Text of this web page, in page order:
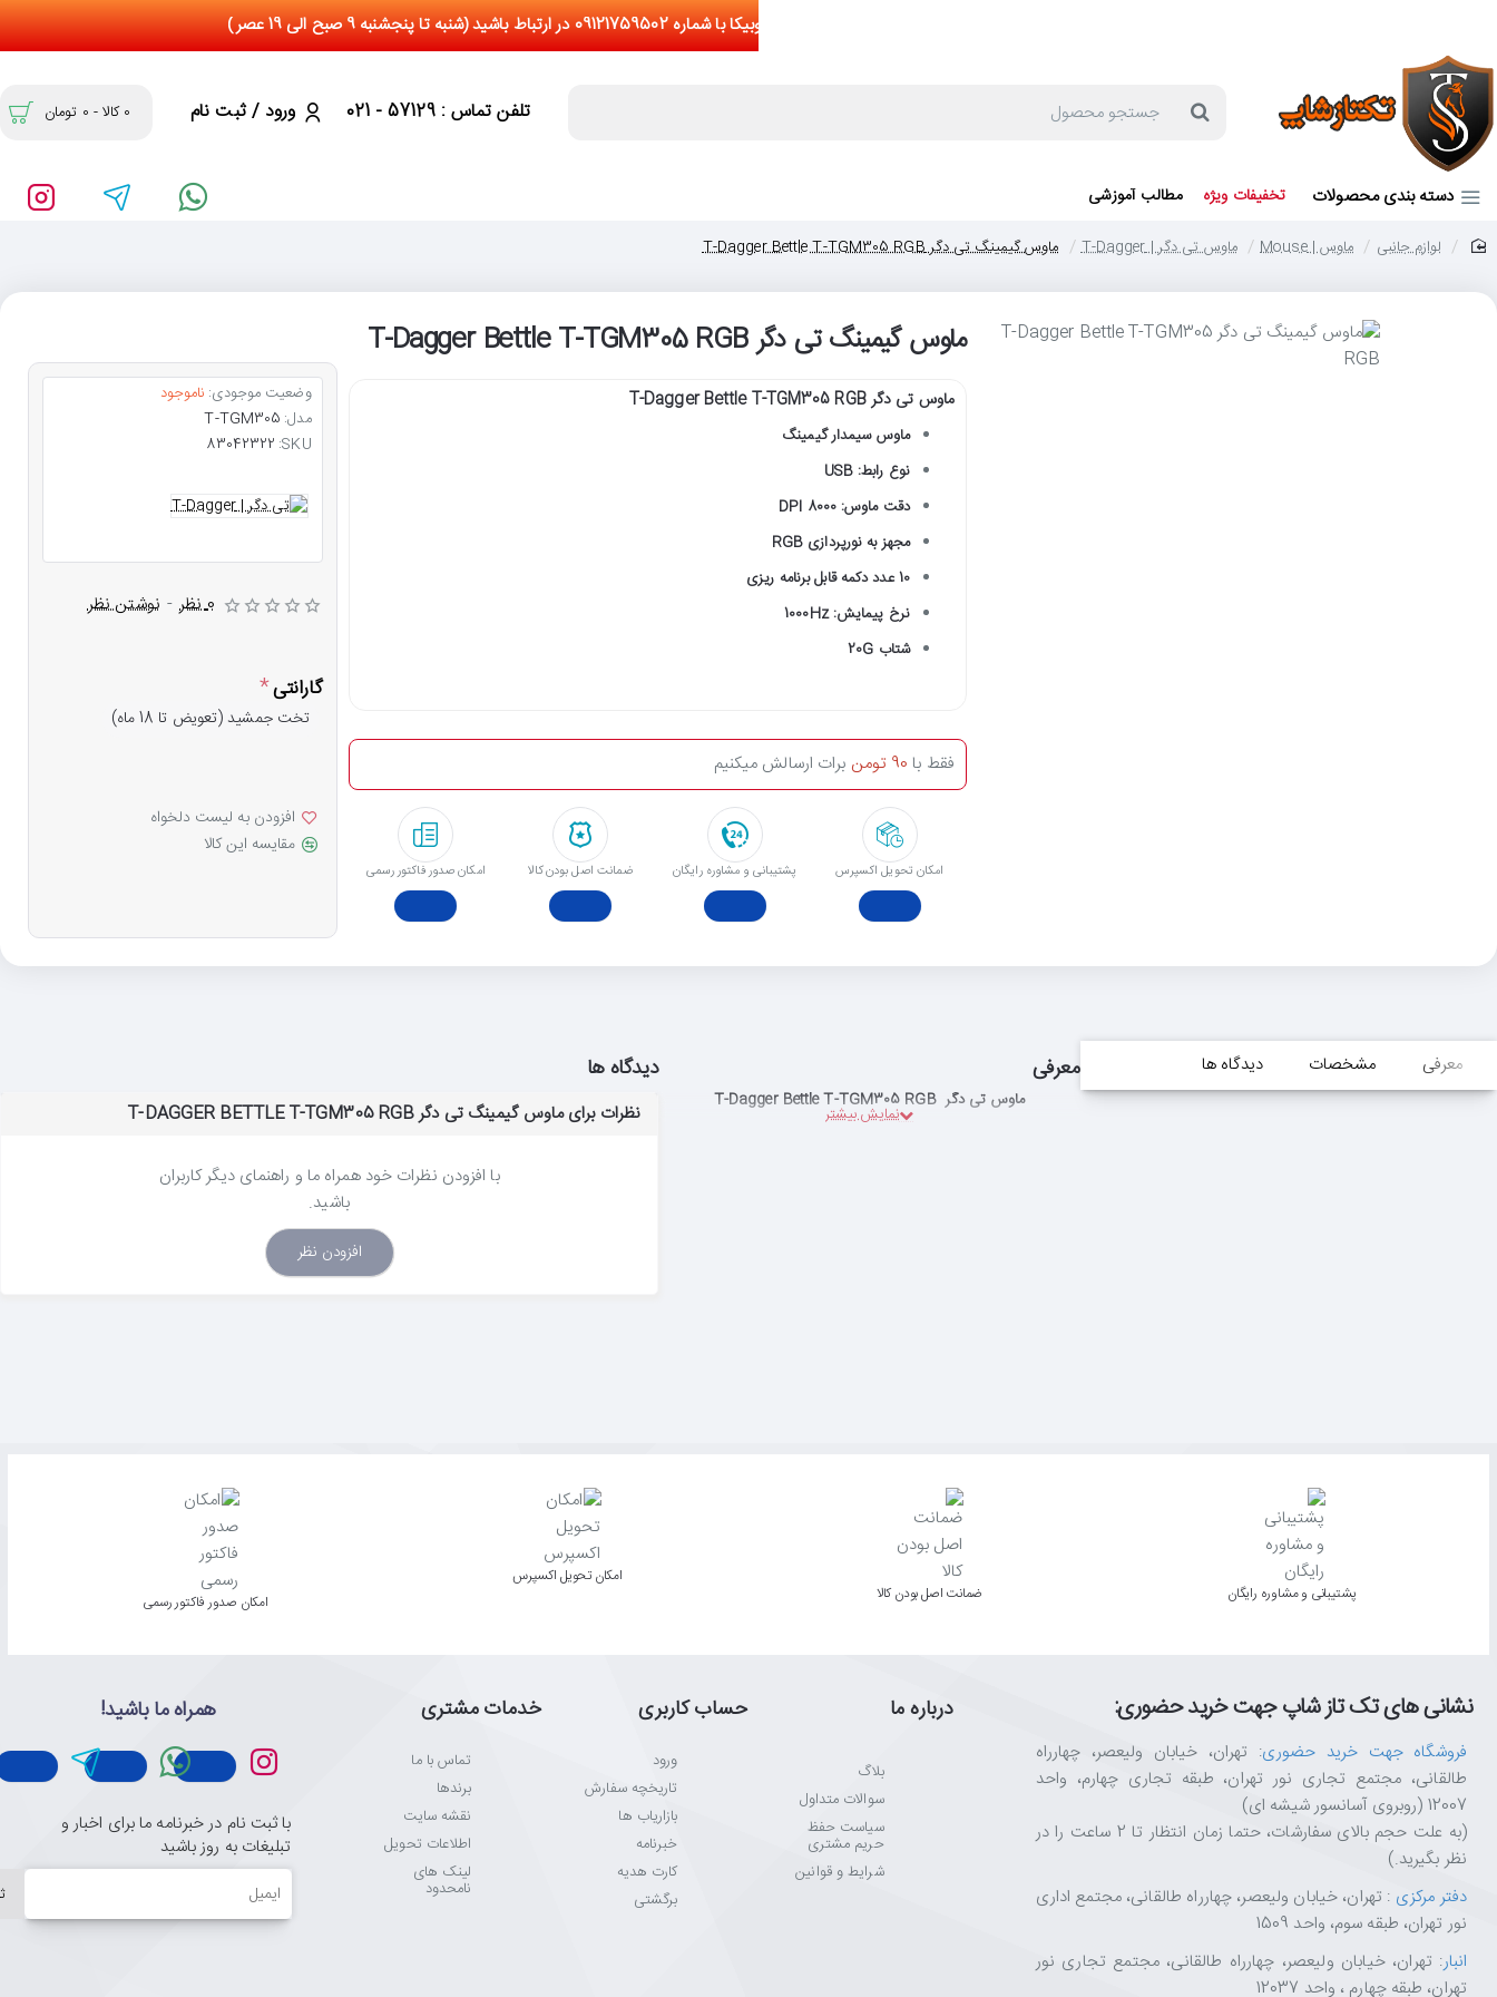
جستجو
تلفن تماس : 57129 - 021 ورود / ثبت نام 0 کالا - 0 تومان
دسته بندی محصولات تخفیفات ویژه مطالب آموزشی
لوازم جانبی ماوس | Mouse ماوس تی دگر | T-Dagger ماوس گیمینگ تی دگر T-Dagger Bettle T-TGM305 RGB
ماوس گیمینگ تی دگر T-Dagger Bettle T-TGM305 RGB
ماوس تی دگر T-Dagger Bettle T-TGM305 RGB
ماوس سیمدار گیمینگ
نوع رابط: USB
دقت ماوس: 8000 DPI
مجهز به نورپردازی RGB
10 عدد دکمه قابل برنامه ریزی
نرخ پیمایش: 1000Hz
شتاب 20G
امکان تحویل اکسپرس پشتیبانی و مشاوره رایگان ﺿﻤﺎﻧﺖ اﺻﻞ ﺑﻮدن ﮐﺎﻟﺎ امکان صدور فاکتور رسمی
فقط با 90 تومن برات ارسالش میکنیم
وضعیت موجودی: ناموجود
مدل: T-TGM305
SKU:
83042322
0 نظر - نوشتن نظر
گارانتی
تخت جمشید (تعویض تا 18 ماه)
افزودن به لیست دلخواه
مقایسه این کالا
معرفی مشخصات دیدگاه ها معرفی
ماوس تی دگر T-Dagger Bettle T-TGM305 RGB
دیدگاه ها
نظرات برای ماوس گیمینگ تی دگر T-DAGGER BETTLE T-TGM305 RGB
با افزودن نظرات خود همراه ما و راهنمای دیگر کاربران
باشید.
افزودن نظر
پشتیبانی و مشاوره رایگان ﺿﻤﺎﻧﺖ اﺻﻞ ﺑﻮدن ﮐﺎﻟﺎ
اﻣﮑﺎن ﺗﺤﻮﯾﻞ اﮐﺴﭙﺮس
امکان صدور فاکتور رسمی
نشانی های تک تاز شاپ جهت خرید حضوری:
فروشگاه جهت خرید حضوری: تهران، خیابان ولیعصر، چهارراه
طالقانی، مجتمع تجاری نور تهران، طبقه تجاری چهارم، واحد
12007 (روبروی آسانسور شیشه ای)
(به علت حجم بالای سفارشات، حتما زمان انتظار تا 2 ساعت را در
نظر بگیرید.)
دفتر مرکزی : تهران، خیابان ولیعصر، چهارراه طالقانی، مجتمع اداری
نور تهران، طبقه سوم، واحد 1509
انبار: تهران، خیابان ولیعصر، چهارراه طالقانی، مجتمع تجاری نور
تهران، طبقه چهارم ، واحد 12037
درباره ما
بلاگ
سوالات متداول
سیاست حفظ
حریم مشتری
شرایط و قوانین
حساب کاربری
ورود
تاریخچه سفارش
بازاریاب ها
خبرنامه
کارت هدیه
برگشتی
خدمات مشتری
تماس با ما
برندها
نقشه سایت
اطلاعات تحویل
لینک های
نامحدود
همراه ما باشید!
با ثبت نام در خبرنامه ما برای اخبار و
تبلیغات به روز باشید
ایمیل